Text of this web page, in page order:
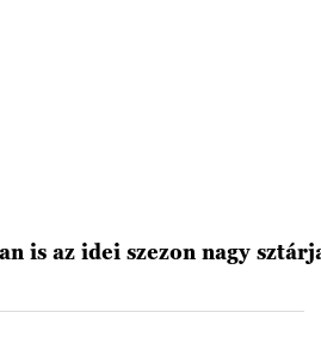
is az idei szezon nagy